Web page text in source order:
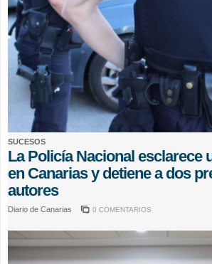
SUCESOS
La Policía Nacional esclarece
en Canarias y detiene a dos
autores
Diario de Canarias 0 COMENTARIOS